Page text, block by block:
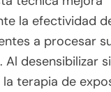
la efectividad
a procesar
Al desensibilizar
la terapia de